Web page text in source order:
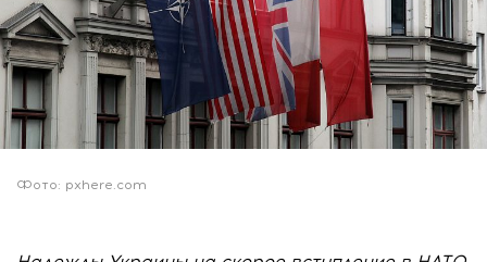
Фото: рxhere.com